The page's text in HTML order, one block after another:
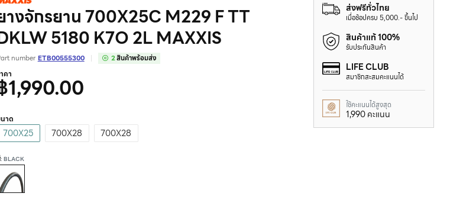
างจักรยาน 700X25C M229 F TT
5180 K7O 2L MAXXIS
number ETB00555300 2สินค้าพร้อมส่ง
คา1,990.00
าด
700X25 700X28 700X28
: BLACK
ส่งฟรีทั่วไทย
เมื่อช้อปครบ 5,000.- ขึ้นไป
สินค้าแท้ 100%
รับประกันสินค้า
LIFE CLUB
สมาชิกสะสมคะแนนได้
ใช้คะแนนได้สูงสุด
1,990 คะแนน